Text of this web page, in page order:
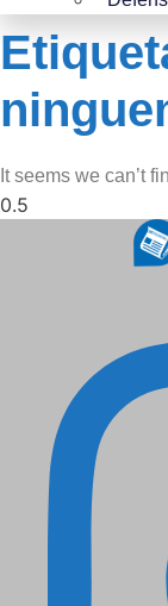
It seems we can’t